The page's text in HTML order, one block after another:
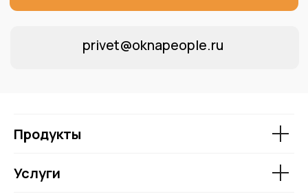
Продукты
Услуги